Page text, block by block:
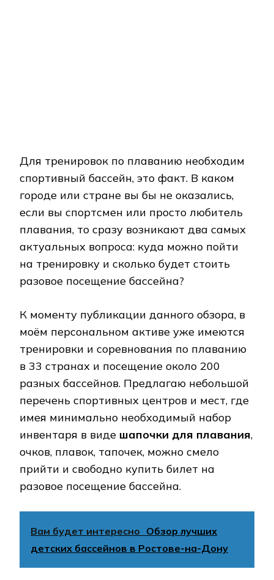
Для тренировок по плаванию необходим
спортивный бассейн, это факт. В каком
городе или стране вы бы не оказались,
если вы спортсмен или просто любитель
плавания, то сразу возникают два самых
актуальных вопроса: куда можно пойти
на тренировку и сколько будет стоить
разовое посещение бассейна?
К моменту публикации данного обзора, в
моём персональном активе уже имеются
тренировки и соревнования по плаванию
в 33 странах и посещение около 200
разных бассейнов. Предлагаю небольшой
перечень спортивных центров и мест, где
имея минимально необходимый набор
инвентаря в виде шапочки для плавания,
очков, плавок, тапочек, можно смело
прийти и свободно купить билет на
разовое посещение бассейна.
Вам будет интересно Обзор лучших
детских бассейнов в Ростове-на-Дону